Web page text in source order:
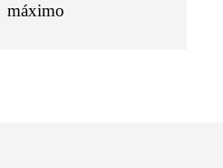
máximo